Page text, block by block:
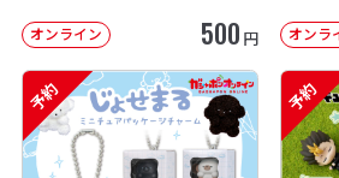
オンライン 500 円 オンラ
予約 予約